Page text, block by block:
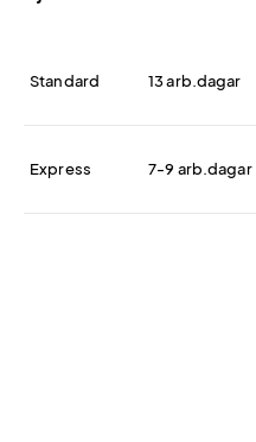
Standard 13 arb.dagar
Express 7-9 arb.dagar